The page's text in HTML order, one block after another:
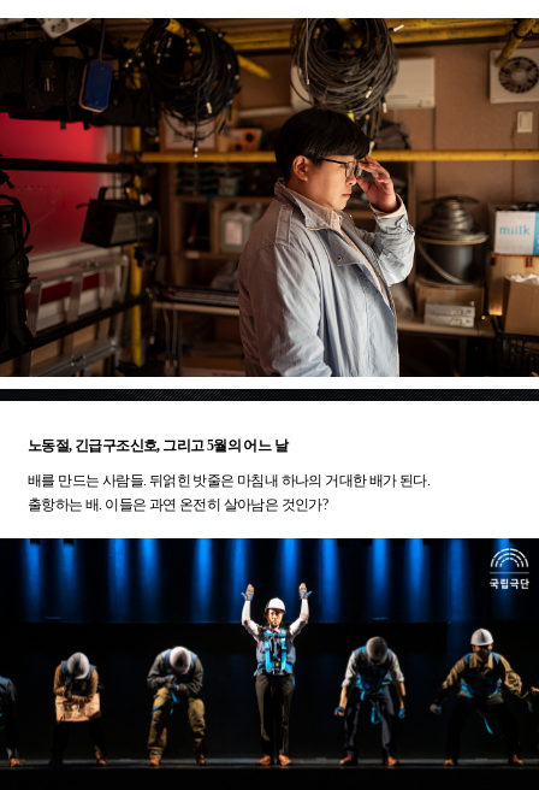
노동절, 긴급구조신호, 그리고 5월의 어느 날
배를 만드는 사람들. 뒤얽힌 밧줄은 마침내 하나의 거대한 배가 된다.
출항하는 배. 이들은 과연 온전히 살아남은 것인가?